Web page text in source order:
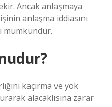
Ancak anlaşmaya
anlaşma iddiasını
mümkündür.
kaçırma ve yok
alacaklısına zarar